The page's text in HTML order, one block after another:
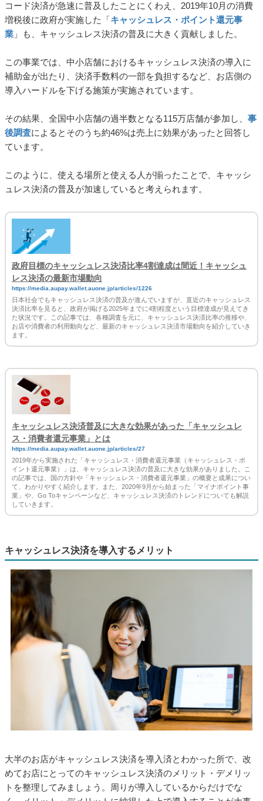
コード決済が急速に普及したことにくわえ、2019年10月の消費
増税後に政府が実施した「キャッシュレス・ポイント還元事
業 」も、キャッシュレス決済の普及に大きく貢献しました。
この事業では、中小店舗におけるキャッシュレス決済の導入に
補助金が出たり、決済手数料の一部を負担するなど、お店側の
導入ハードルを下げる施策が実施されています。
その結果、全国中小店舗の過半数となる115万店舗が参加し、 事
後調査によるとそのうち約46%は売上に効果があったと回答し
ています。
このように、使える場所と使える人が揃ったことで、キャッシ
ュレス決済の普及が加速していると考えられます。
政府目標のキャッシュレス決済比率4割達成は間近！キャッシュ
レス決済の最新市場動向
https://media.aupay.wallet.auone.jp/articles/1226
日本社会でもキャッシュレス決済の普及が進んでいますが、直近のキャッシュレス
決済比率を見ると、政府が掲げる2025年までに4割程度という目標達成が見えてき
た状況です。この記事では、各種調査を元に、キャッシュレス決済比率の推移や、
お店や消費者の利用動向など、最新のキャッシュレス決済市場動向を紹介していき
ます。
キャッシュレス決済普及に大きな効果があった「キャッシュレ
ス・消費者還元事業」とは
https://media.aupay.wallet.auone.jp/articles/27
2019年から実施された「キャッシュレス・消費者還元事業（キャッシュレス・ポ
イント還元事業）」は、キャッシュレス決済の普及に大きな効果がありました。こ
の記事では、国の方針や「キャッシュレス・消費者還元事業」の概要と成果につい
て、わかりやすく紹介します。また、2020年9月から始まった「マイナポイント事
業」や、Go Toキャンペーンなど、キャッシュレス決済のトレンドについても解説
していきます。
キャッシュレス決済を導入するメリット
大半のお店がキャッシュレス決済を導入済とわかった所で、改
めてお店にとってのキャッシュレス決済のメリット・デメリッ
トを整理してみましょう。周りが導入しているからだけでな